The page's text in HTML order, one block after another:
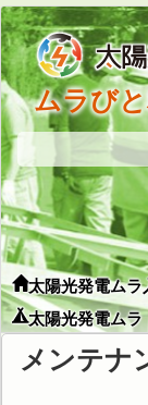
ムラび
太陽光発電ムラ
太陽光発電ム
メンテナ